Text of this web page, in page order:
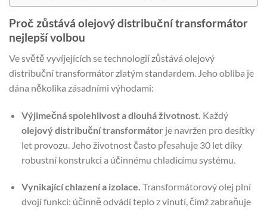
Proč zůstává olejový distribuční transformátor
nejlepší volbou
Ve světě vyvíjejících se technologií zůstává olejový
distribuční transformátor zlatým standardem. Jeho obliba je
dána několika zásadními výhodami:
Výjimečná spolehlivost a dlouhá životnost. Každý
olejový distribuční transformátor je navržen pro desítky
let provozu. Jeho životnost často přesahuje 30 let díky
robustní konstrukci a účinnému chladicímu systému.
Vynikající chlazení a izolace. Transformátorový olej plní
dvojí funkci: účinně odvádí teplo z vinutí, čímž zabraňuje